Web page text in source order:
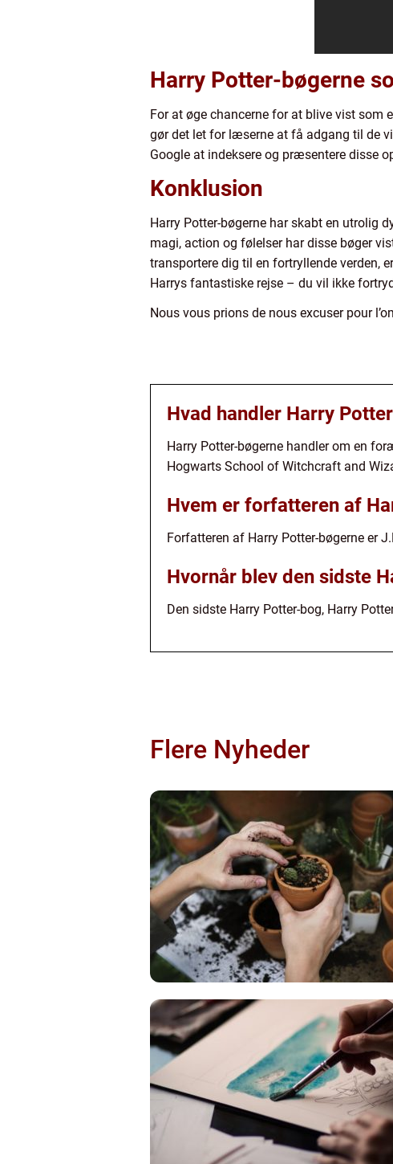
Harry Potter-bøgerne
For at øge chancerne for at blive vist som
gør det let for læserne at få adgang til de
Google at indeksere og præsentere disse
Konklusion
Harry Potter-bøgerne har skabt en utrolig
magi, action og følelser har disse bøger
transportere dig til en fortryllende verden,
Harrys fantastiske rejse – du vil ikke
Nous vous prions de nous excuser pour
Hvad handler Harry
Harry Potter-bøgerne handler om en
Hogwarts School of Witchcraft and
Hvem er forfatteren af
Forfatteren af Harry Potter-bøgerne er
Hvornår blev den sidste
Den sidste Harry Potter-bog, Harry
Flere Nyheder